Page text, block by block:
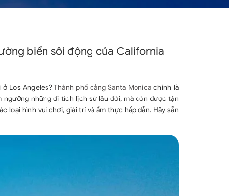
biển sôi động của California
ở Los Angeles?Thành phố cảng Santa Monica chính là
ngưỡng những di tích lịch sử lâu đời, mà còn được tận
loại hình vui chơi, giải trí và ẩm thực hấp dẫn. Hãy sẵn